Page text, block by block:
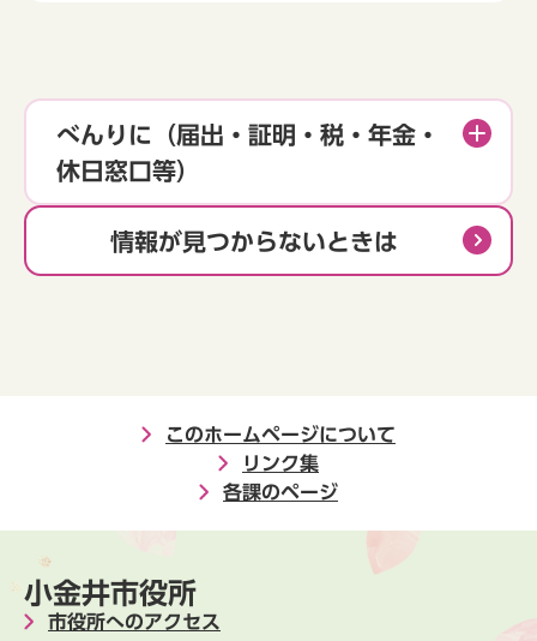
べんりに（届出・証明・税・年金・
休日窓口等）
情報が見つからないときは
このホームページについて
リンク集
各課のページ
小金井市役所
市役所へのアクセス